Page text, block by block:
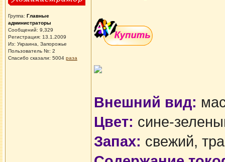
Группа: Главные
администраторы
Сообщений: 9,329
Регистрация: 13.1.2009
Из: Украина, Запорожье
Пользователь №: 2
Спасибо сказали: 5004 раза
Внешний вид:
Цвет: сине-
Запах: свежий,